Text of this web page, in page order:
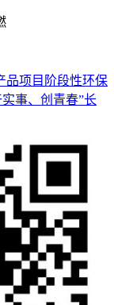
品项目阶段性环保
事、创青春”长